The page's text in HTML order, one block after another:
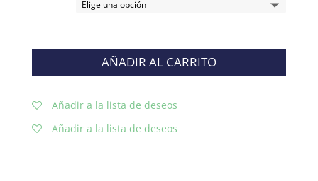
AÑADIR AL CARRITO
Añadir a la lista de deseos
Añadir a la lista de deseos